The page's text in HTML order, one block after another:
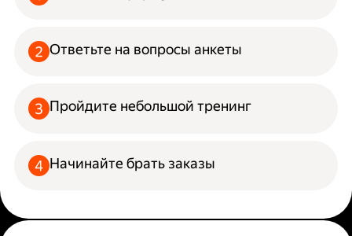
Ответьте на вопросы анкеты
Пройдите небольшой тренинг
Начинайте брать заказы